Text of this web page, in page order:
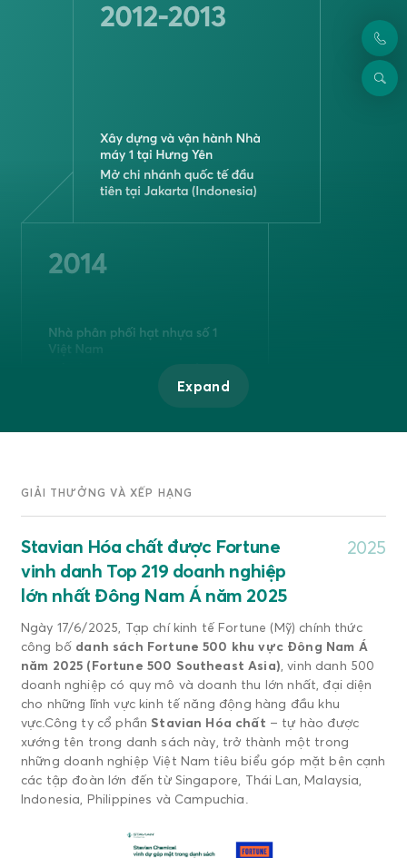
Expand
GIẢI THƯỞNG VÀ XẾP HẠNG
Stavian Hóa chất được Fortune
vinh danh Top 219 doanh nghiệp
lớn nhất Đông Nam Á năm 2025
2025
Ngày 17/6/2025, Tạp chí kinh tế Fortune (Mỹ) chính thức
công bố danh sách Fortune 500 khu vực Đông Nam Á
năm 2025 (Fortune 500 Southeast Asia) , vinh danh 500
doanh nghiệp có quy mô và doanh thu lớn nhất, đại diện
cho những lĩnh vực kinh tế năng động hàng đầu khu
vực.Công ty cổ phần Stavian Hóa chất – tự hào được
xướng tên trong danh sách này, trở thành một trong
những doanh nghiệp Việt Nam tiêu biểu góp mặt bên cạnh
các tập đoàn lớn đến từ Singapore, Thái Lan, Malaysia,
Indonesia, Philippines và Campuchia.